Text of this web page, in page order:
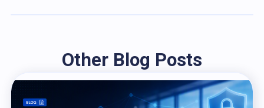
Other Blog Posts